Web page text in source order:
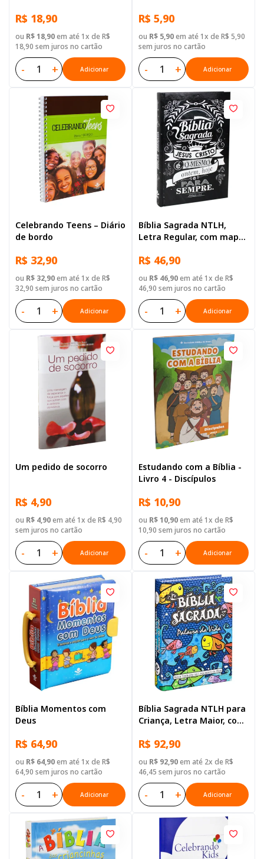
R$ 18,90
ou R$ 18,90em até 1x de R$
18,90 sem juros no cartão
- + Adicionar
R$ 5,90
ou R$ 5,90em até 1x de R$ 5,90
sem juros no cartão
- + Adicionar
Celebrando Teens – Diário
de bordo
R$ 32,90
ou R$ 32,90em até 1x de R$
32,90 sem juros no cartão
- + Adicionar
Bíblia Sagrada NTLH,
Letra Regular, com mapa,
Marrom
R$ 46,90
ou R$ 46,90em até 1x de R$
46,90 sem juros no cartão
- + Adicionar
Um pedido de socorro
R$ 4,90
ou R$ 4,90em até 1x de R$ 4,90
sem juros no cartão
- + Adicionar
Estudando com a Bíblia -
Livro 4 - Discípulos
R$ 10,90
ou R$ 10,90em até 1x de R$
10,90 sem juros no cartão
- + Adicionar
Bíblia Momentos com
Deus
R$ 64,90
ou R$ 64,90em até 1x de R$
64,90 sem juros no cartão
- + Adicionar
Bíblia Sagrada NTLH para
Criança, Letra Maior, com
Ilustrada: Cinza
R$ 92,90
ou R$ 92,90em até 2x de R$
46,45 sem juros no cartão
- + Adicionar